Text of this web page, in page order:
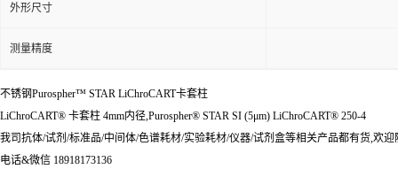
外形尺寸
测量精度
不锈钢Purospher™ STAR LiChroCART卡套柱
LiChroCART® 卡套柱 4mm内径,Purospher® STAR SI (5μm) LiChroCART® 250-4
我司抗体/试剂/标准品/中间体/色谱耗材/实验耗材/仪器/试剂盒等相关产品都有货,欢
电话&微信 18918173136